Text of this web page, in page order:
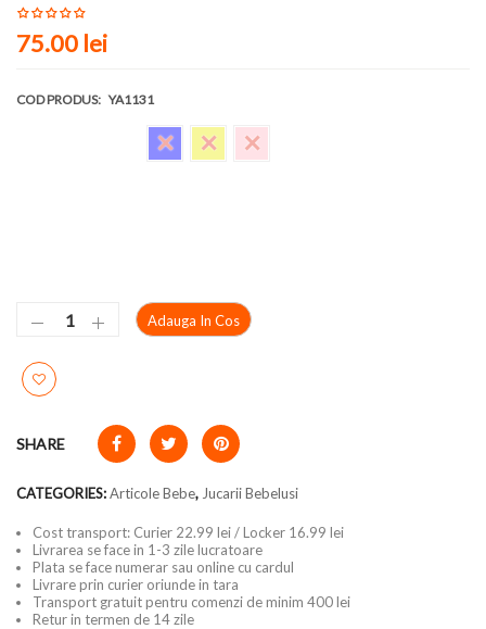
75.00 lei
COD PRODUS: YA1131
Adauga In Cos
SHARE
CATEGORIES:Articole Bebe, Jucarii Bebelusi
Cost transport: Curier 22.99 lei / Locker 16.99 lei
Livrarea se face in 1-3 zile lucratoare
Plata se face numerar sau online cu cardul
Livrare prin curier oriunde in tara
Transport gratuit pentru comenzi de minim 400 lei
Retur in termen de 14 zile